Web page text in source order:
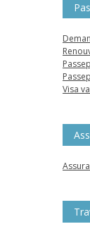
Visa